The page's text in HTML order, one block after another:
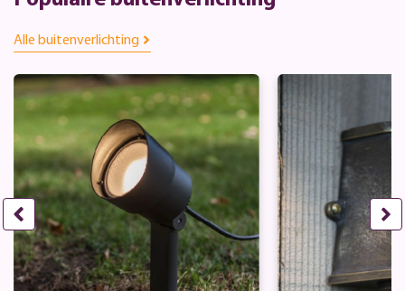
Alle buitenverlichting